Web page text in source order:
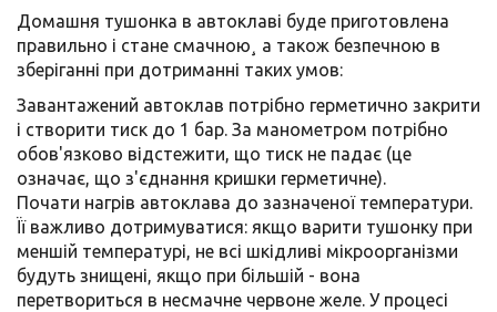
Домашня тушонка в автоклаві буде приготовлена ​​
правильно і стане смачною¸ а також безпечною в
зберіганні при дотриманні таких умов:
Завантажений автоклав потрібно герметично закрити
і створити тиск до 1 бар. За манометром потрібно
обов'язково відстежити, що тиск не падає (це
означає, що з'єднання кришки герметичне).
Почати нагрів автоклава до зазначеної температури.
Її важливо дотримуватися: якщо варити тушонку при
меншій температурі, не всі шкідливі мікроорганізми
будуть знищені, якщо при більшій - вона
перетвориться в несмачне червоне желе. У процесі